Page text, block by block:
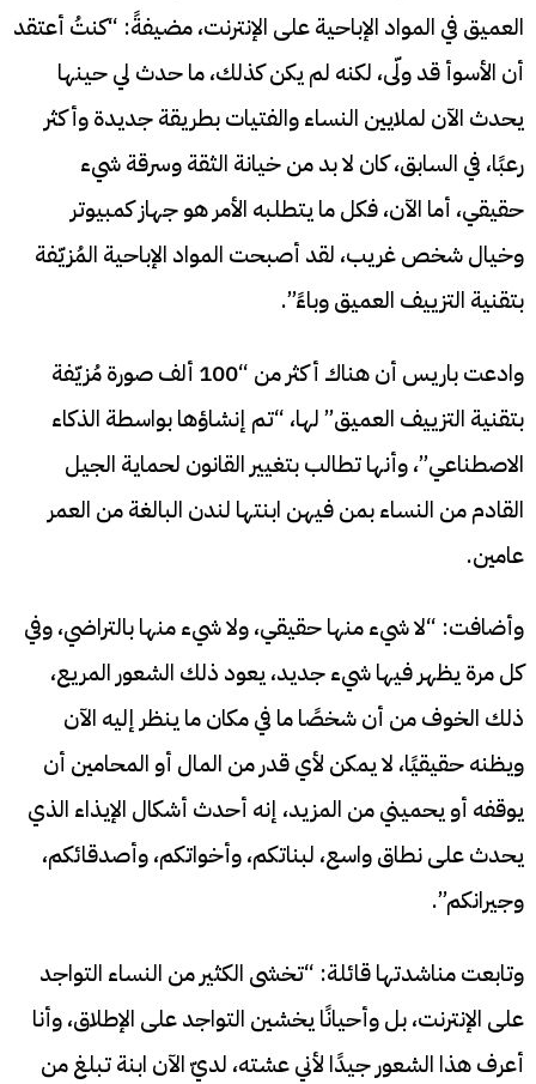
العميق في المواد الإباحية على الإنترنت، مضيفةً: “كنتُ أعتقد
أن الأسوأ قد ولّى، لكنه لم يكن كذلك، ما حدث لي حينها
يحدث الآن لملايين النساء والفتيات بطريقة جديدة وأكثر
رعبًا، في السابق، كان لا بد من خيانة الثقة وسرقة شيء
حقيقي، أما الآن، فكل ما يتطلبه الأمر هو جهاز كمبيوتر
وخيال شخص غريب، لقد أصبحت المواد الإباحية المُزيّفة
بتقنية التزييف العميق وباءً”.
وادعت باريس أن هناك أكثر من “100 ألف صورة مُزيّفة
بتقنية التزييف العميق” لها، “تم إنشاؤها بواسطة الذكاء
الاصطناعي”، وأنها تطالب بتغيير القانون لحماية الجيل
القادم من النساء بمن فيهن ابنتها لندن البالغة من العمر
عامين.
وأضافت: “لا شيء منها حقيقي، ولا شيء منها بالتراضي، وفي
كل مرة يظهر فيها شيء جديد، يعود ذلك الشعور المريع،
ذلك الخوف من أن شخصًا ما في مكان ما ينظر إليه الآن
ويظنه حقيقيًا، لا يمكن لأي قدر من المال أو المحامين أن
يوقفه أو يحميني من المزيد، إنه أحدث أشكال الإيذاء الذي
يحدث على نطاق واسع، لبناتكم، وأخواتكم، وأصدقائكم،
وجيرانكم”.
وتابعت مناشدتها قائلة: “تخشى الكثير من النساء التواجد
على الإنترنت، بل وأحيانًا يخشين التواجد على الإطلاق، وأنا
أعرف هذا الشعور جيدًا لأني عشته، لديّ الآن ابنة تبلغ من